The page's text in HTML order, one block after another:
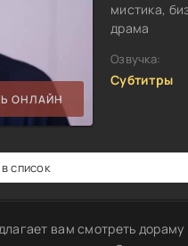
ОНЛАЙН
мистика,
драма
Озвучка:
Субтитры
список
вам смотреть